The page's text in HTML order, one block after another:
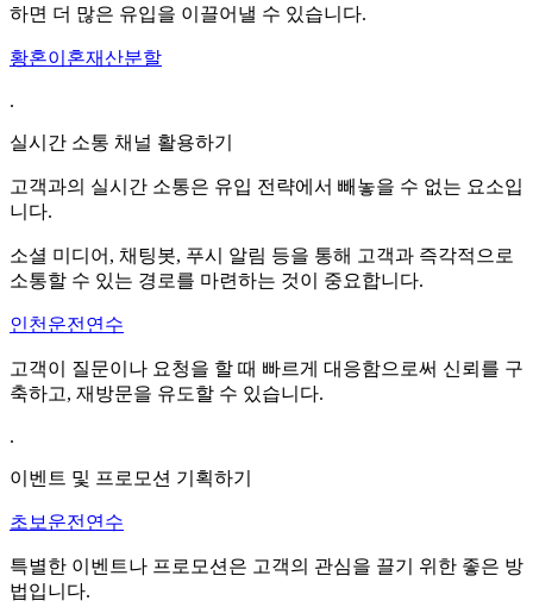
하면 더 많은 유입을 이끌어낼 수 있습니다.
황혼이혼재산분할
.
실시간 소통 채널 활용하기
고객과의 실시간 소통은 유입 전략에서 빼놓을 수 없는 요소입
니다.
소셜 미디어, 채팅봇, 푸시 알림 등을 통해 고객과 즉각적으로
소통할 수 있는 경로를 마련하는 것이 중요합니다.
인천운전연수
고객이 질문이나 요청을 할 때 빠르게 대응함으로써 신뢰를 구
축하고, 재방문을 유도할 수 있습니다.
.
이벤트 및 프로모션 기획하기
초보운전연수
특별한 이벤트나 프로모션은 고객의 관심을 끌기 위한 좋은 방
법입니다.